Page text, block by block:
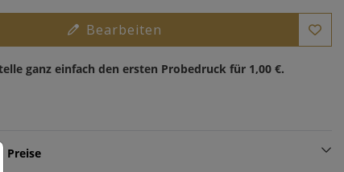
Bearbeiten
ganz einfach den ersten Probedruck für 1,00 €.
Preise